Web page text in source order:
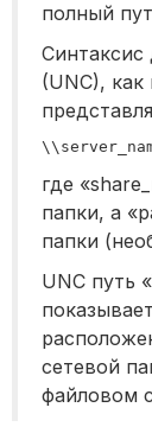
полный
Синтаксис
(UNC), как
где
папки, а
папки
UNC путь
сетевой
файловом